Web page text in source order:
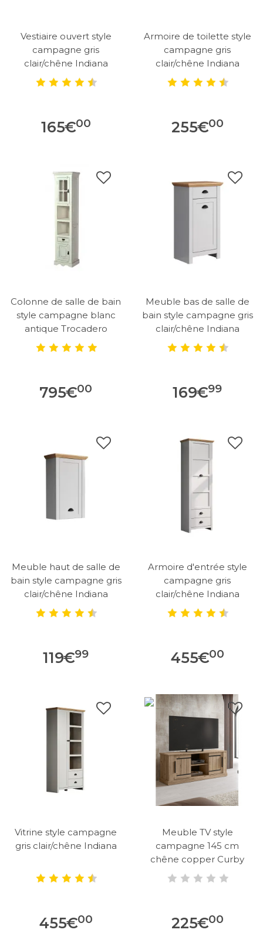
Vestiaire ouvert style
campagne gris
clair/chêne Indiana
165€00
Armoire de toilette style
campagne gris
clair/chêne Indiana
255€00
Colonne de salle de bain
style campagne blanc
antique Trocadero
795€00
Meuble bas de salle de
bain style campagne gris
clair/chêne Indiana
169€99
Meuble haut de salle de
bain style campagne gris
clair/chêne Indiana
119€99
Armoire d'entrée style
campagne gris
clair/chêne Indiana
455€00
Vitrine style campagne
gris clair/chêne Indiana
455€00
Meuble TV style
campagne 145 cm
chêne copper Curby
225€00